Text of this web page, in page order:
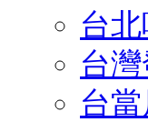
台
台
台